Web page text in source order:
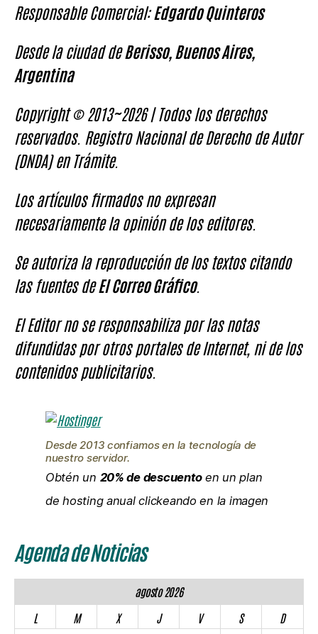
Responsable Comercial:Edgardo Quinteros
Desde la ciudad deBerisso, Buenos Aires,
Argentina
Copyright © 2013~2026 | Todos los derechos
reservados. Registro Nacional de Derecho de Autor
(DNDA) en Trámite.
Los artículos firmados no expresan
necesariamente la opinión de los editores.
Se autoriza la reproducción de los textos citando
las fuentes deEl Correo Gráfico.
El Editor no se responsabiliza por las notas
difundidas por otros portales de Internet, ni de los
contenidos publicitarios.
Desde 2013 confiamos en la tecnología de
nuestro servidor.
Obtén un 20% de descuentoen un plan
de hosting anual clickeando en la imagen
Agenda de Noticias
agosto 2026
L
M X J V S
D